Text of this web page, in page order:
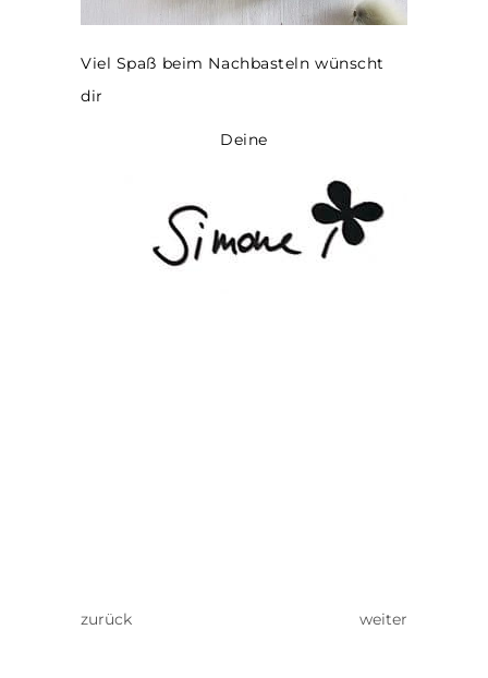
Viel Spaß beim Nachbasteln wünscht
dir
Deine
zurück weiter